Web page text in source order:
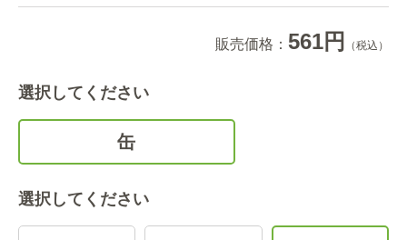
販売価格： 561円 （税込）
選択してください
缶
選択してください